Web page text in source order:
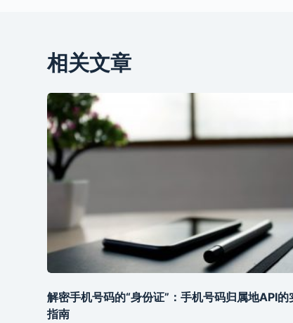
相关文章
解密手机号码的“身份证”：手机号码归属地API的
指南